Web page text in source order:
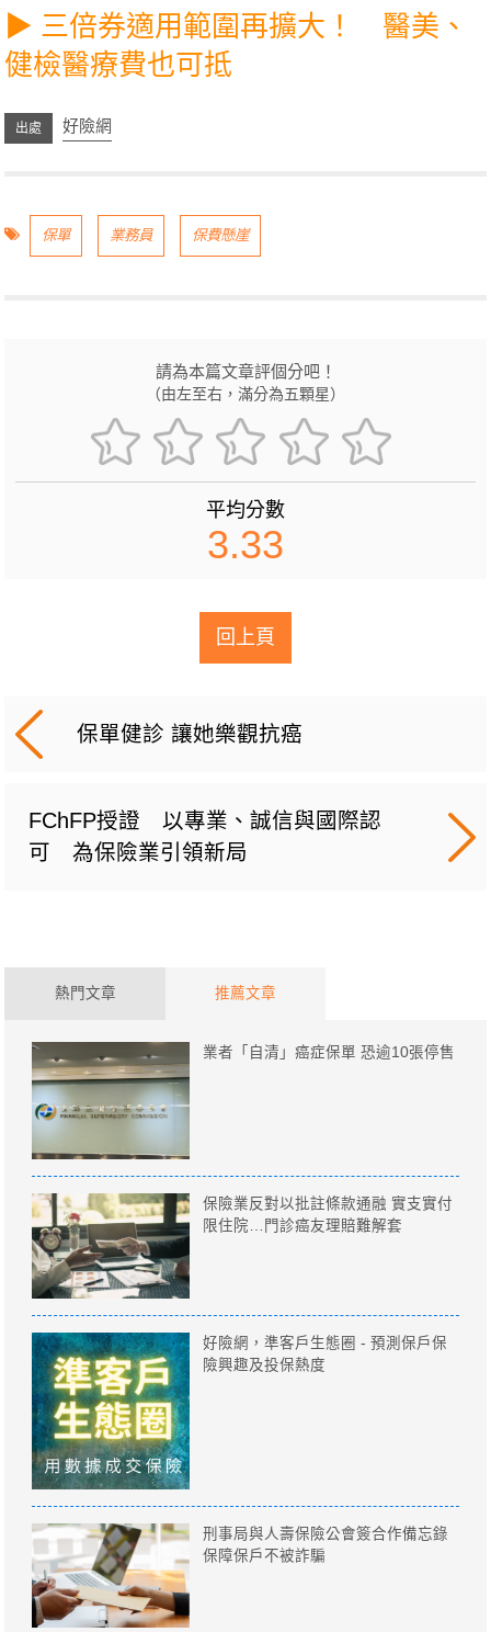
▶ 三倍券適用範圍再擴大！ 醫美、
健檢醫療費也可抵
好險網
保單 業務員 保費懸崖
請為本篇文章評個分吧！
（由左至右，滿分為五顆星）
平均分數
3.33
回上頁
保單健診 讓她樂觀抗癌
FChFP授證 以專業、誠信與國際認
可 為保險業引領新局
熱門文章 推薦文章
業者「自清」癌症保單 恐逾10張停售
保險業反對以批註條款通融 實支實付
限住院…門診癌友理賠難解套
好險網，準客戶生態圈 - 預測保戶保
險興趣及投保熱度
刑事局與人壽保險公會簽合作備忘錄
保障保戶不被詐騙